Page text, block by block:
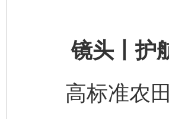
镜头丨护航
高标准农田